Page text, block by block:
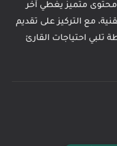
متميز يغطي آخر
مع التركيز على تقديم
احتياجات القارئ